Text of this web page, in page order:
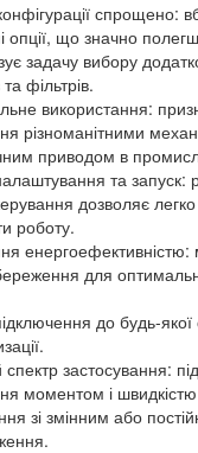
спрощено:
опції, що значно
задачу вибору
фільтрів.
використання:
різноманітними
приводом в
та запуск:
дозволяє
роботу.
енергоефективністю:
для
до будь-
застосування:
моментом і швидкістю
зі змінним або